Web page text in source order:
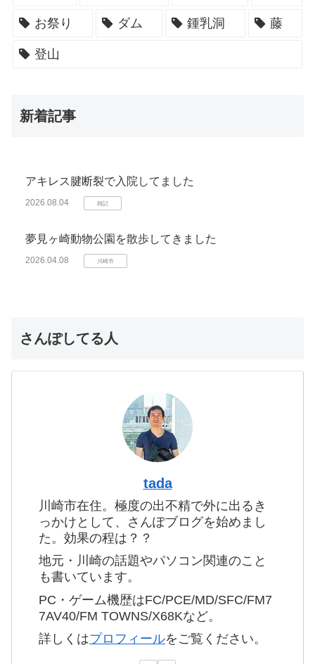
お祭り ダム 鍾乳洞 藤
登山
新着記事
アキレス腱断裂で入院してました
2026.08.04 雑記
夢見ヶ崎動物公園を散歩してきました
2026.04.08 川崎市
さんぽしてる人
tada
川崎市在住。極度の出不精で外に出るき
っかけとして、さんぽブログを始めまし
た。効果の程は？？
地元・川崎の話題やパソコン関連のこと
も書いています。
PC・ゲーム機歴はFC/PCE/MD/SFC/FM7
7AV40/FM TOWNS/X68Kなど。
詳しくはプロフィールをご覧ください。